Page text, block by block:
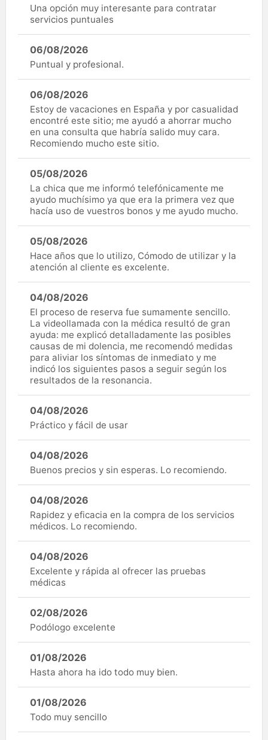
Una opción muy interesante para contratar
servicios puntuales
06/08/2026
Puntual y profesional.
06/08/2026
Estoy de vacaciones en España y por casualidad
encontré este sitio; me ayudó a ahorrar mucho
en una consulta que habría salido muy cara.
Recomiendo mucho este sitio.
05/08/2026
La chica que me informó telefónicamente me
ayudo muchísimo ya que era la primera vez que
hacía uso de vuestros bonos y me ayudo mucho.
05/08/2026
Hace años que lo utilizo, Cómodo de utilizar y la
atención al cliente es excelente.
04/08/2026
El proceso de reserva fue sumamente sencillo.
La videollamada con la médica resultó de gran
ayuda: me explicó detalladamente las posibles
causas de mi dolencia, me recomendó medidas
para aliviar los síntomas de inmediato y me
indicó los siguientes pasos a seguir según los
resultados de la resonancia.
04/08/2026
Práctico y fácil de usar
04/08/2026
Buenos precios y sin esperas. Lo recomiendo.
04/08/2026
Rapidez y eficacia en la compra de los servicios
médicos. Lo recomiendo.
04/08/2026
Excelente y rápida al ofrecer las pruebas
médicas
02/08/2026
Podólogo excelente
01/08/2026
Hasta ahora ha ido todo muy bien.
01/08/2026
Todo muy sencillo